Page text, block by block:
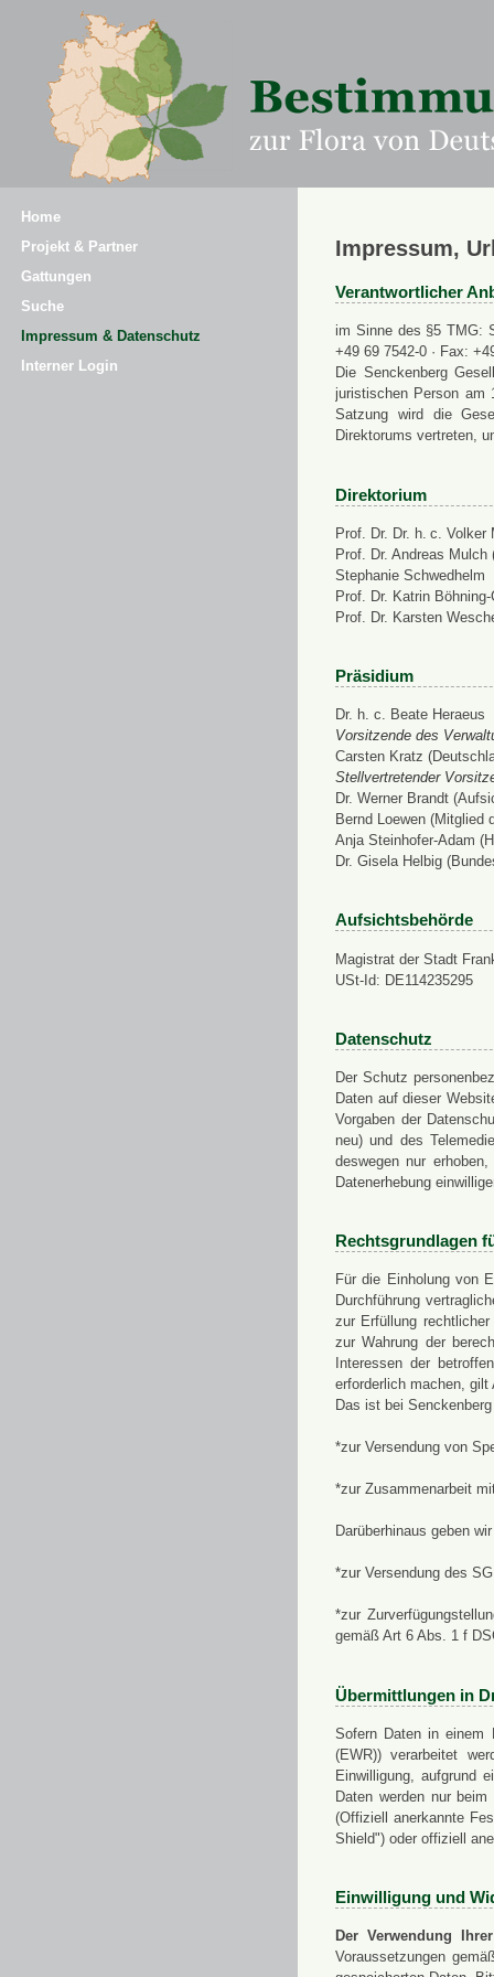
Home
Projekt & Partner
Gattungen
Suche
Impressum & Datenschutz
Interner Login
Impressum,
Verantwortlicher
im Sinne des §5 TMG:
+49 69 7542-0 · Fax:
Die Senckenberg
juristischen Person am
Satzung wird die
Direktorums vertreten,
Direktorium
Prof. Dr. Dr. h. c. Volker
Prof. Dr. Andreas
Stephanie Schwedhelm
Prof. Dr. Katrin
Prof. Dr. Karsten
Präsidium
Dr. h. c. Beate Heraeus
Vorsitzende des
Carsten Kratz
Stellvertretender
Dr. Werner Brandt
Bernd Loewen (Mitglied
Anja Steinhofer-Adam
Dr. Gisela Helbig
Aufsichtsbehörde
Magistrat der Stadt
USt-Id: DE114235295
Datenschutz
Der Schutz
Daten auf dieser
Vorgaben der
neu) und des
deswegen nur
Datenerhebung
Rechtsgrundlagen
Für die Einholung von
Durchführung
zur Erfüllung
zur Wahrung der
Interessen der
erforderlich machen,
Das ist bei
*zur Versendung von
*zur Zusammenarbeit
Darüberhinaus geben
*zur Versendung des
*zur
gemäß Art 6 Abs. 1 f
Übermittlungen in
Sofern Daten in einem
(EWR)) verarbeitet
Einwilligung, aufgrund
Daten werden nur
(Offiziell anerkannte
Shield") oder offiziell
Einwilligung und
Der Verwendung
Voraussetzungen